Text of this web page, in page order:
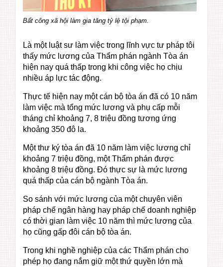
Bất công xã hội làm gia tăng tỷ lệ tội phạm.
Là một luật sư làm việc trong lĩnh vực tư pháp tôi
thấy mức lương của Thẩm phán ngành Tòa án
hiện nay quá thấp trong khi công việc họ chịu
nhiều áp lực tác động.
Thực tế hiện nay một cán bộ tòa án đã có 10 năm
làm việc mà tổng mức lương và phụ cấp mỗi
tháng chỉ khoảng 7, 8 triệu đồng tương ứng
khoảng 350 đô la.
Một thư ký tòa án đã 10 năm làm việc lương chỉ
khoảng 7 triệu đồng, một Thẩm phán được
khoảng 8 triệu đồng. Đó thực sự là mức lương
quá thấp của cán bộ ngành Tòa án.
So sánh với mức lương của một chuyên viên
pháp chế ngân hàng hay pháp chế doanh nghiệp
có thời gian làm việc 10 năm thì mức lương của
họ cũng gấp đôi cán bộ tòa án.
Trong khi nghề nghiệp của các Thẩm phán cho
phép họ đang nắm giữ một thứ quyền lớn mà